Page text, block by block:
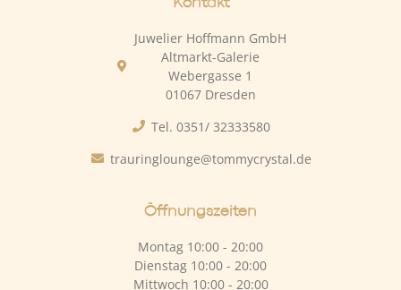
Kontakt
Juwelier Hoffmann GmbH
Altmarkt-Galerie
Webergasse 1
01067 Dresden
Tel. 0351/ 32333580
trauringlounge@tommycrystal.de
Öffnungszeiten
Montag 10:00 - 20:00
Dienstag 10:00 - 20:00
Mittwoch 10:00 - 20:00